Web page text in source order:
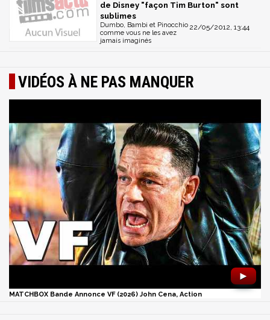
de Disney "façon Tim Burton" sont
sublimes
22/05/2012, 13:44
Dumbo, Bambi et Pinocchio
comme vous ne les avez
jamais imaginés
VIDÉOS À NE PAS MANQUER
►
MATCHBOX Bande Annonce VF (2026) John Cena, Action